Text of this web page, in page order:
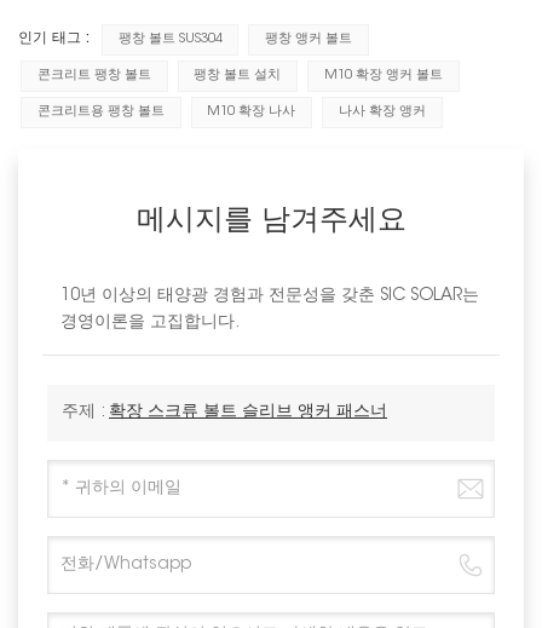
인기 태그 : 팽창 볼트 SUS304 팽창 앵커 볼트
콘크리트 팽창 볼트 팽창 볼트 설치 M10 확장 앵커 볼트
콘크리트용 팽창 볼트 M10 확장 나사 나사 확장 앵커
메시지를 남겨주세요
10년 이상의 태양광 경험과 전문성을 갖춘 SIC SOLAR는
경영이론을 고집합니다.
주제 : 확장 스크류 볼트 슬리브 앵커 패스너